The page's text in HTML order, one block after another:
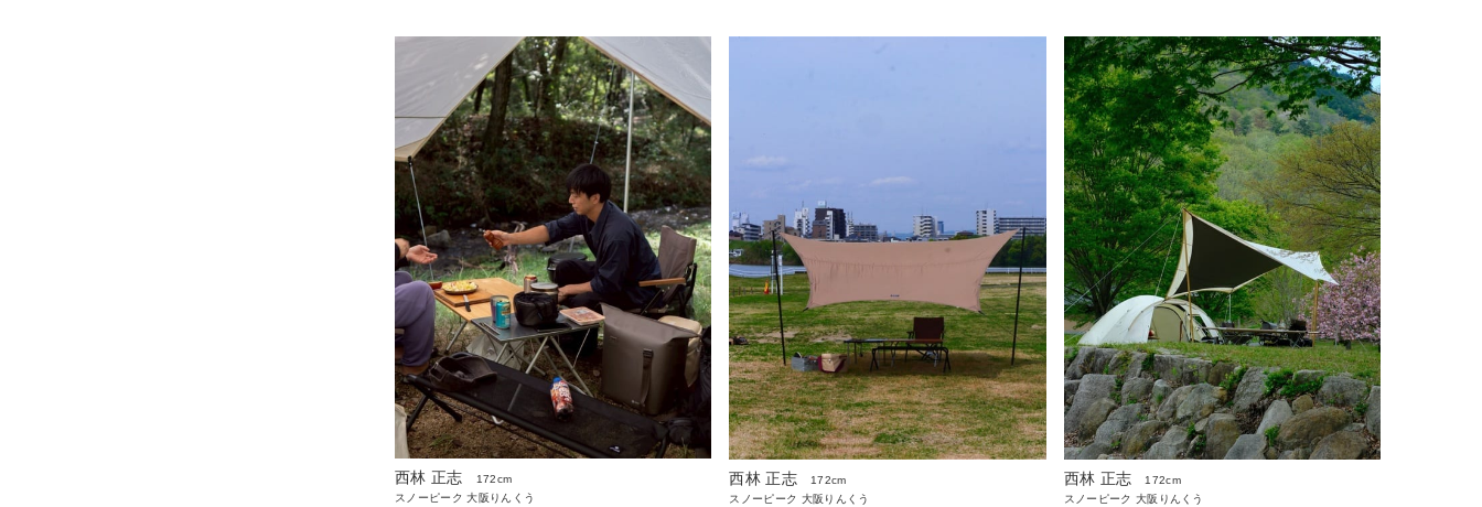
西林 正志
172cm
スノーピーク 大阪りんくう
西林 正志
172cm
スノーピーク 大阪りんくう
西林 正志
172cm
スノーピーク 大阪りんくう